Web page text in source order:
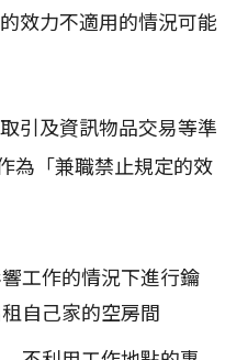
效力不適用的情況可能
引及資訊物品交易等準
為「兼職禁止規定的效
工作的情況下進行鑰
自己家的空房間